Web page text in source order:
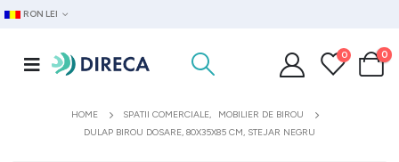
RON LEI
0 0
HOME SPATII COMERCIALE,
MOBILIER DE BIROU
DULAP BIROU DOSARE, 80X35X85 CM, STEJAR NEGRU